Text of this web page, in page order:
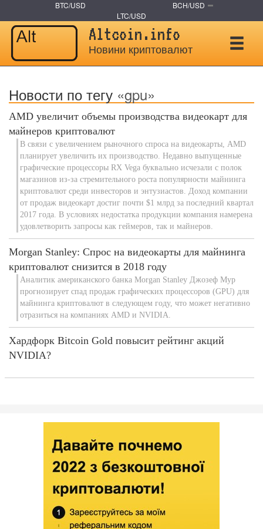
BTC/USD
BCH/USD
LTC/USD
Altcoin.info
Новини криптовалют
Новости по тегу «gpu»
AMD увеличит объемы производства видеокарт для
майнеров криптовалют
В связи с увеличением рыночного спроса на видеокарты, AMD
планирует увеличить их производство. Недавно выпущенные
графические процессоры RX Vega буквально исчезали с полок
магазинов из-за стремительного роста популярности майнинга
криптовалют среди инвесторов и энтузиастов. Доход компании
от продаж видеокарт достиг почти $1 млрд за последний квартал
2017 года. В условиях недостатка продукции компания намерена
удовлетворить запросы как геймеров, так и майнеров.
Morgan Stanley: Спрос на видеокарты для майнинга
криптовалют снизится в 2018 году
Аналитик американского банка Morgan Stanley Джозеф Мур
прогнозирует спад продаж графических процессоров (GPU) для
майнинга криптовалют в следующем году, что может негативно
отразиться на компаниях AMD и NVIDIA.
Хардфорк Bitcoin Gold повысит рейтинг акций
NVIDIA?